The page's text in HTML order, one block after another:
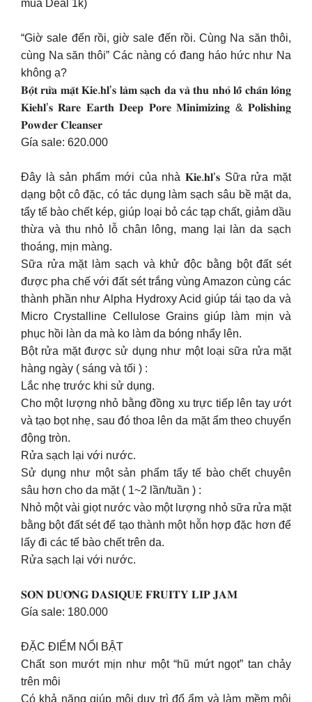
mua Deal 1k)
“Giờ sale đến rồi, giờ sale đến rồi. Cùng Na săn thôi,
cùng Na săn thôi” Các nàng có đang háo hức như Na
không ạ?
𝐁𝐨̣̂𝐭 𝐫𝐮̛̉𝐚 𝐦𝐚̣̆𝐭 𝐊𝐢𝐞.𝐡𝐥’𝐬 𝐥𝐚̀𝐦 𝐬𝐚̣𝐜𝐡 𝐝𝐚 𝐯𝐚̀ 𝐭𝐡𝐮 𝐧𝐡𝐨̉ 𝐥𝐨̂̃ 𝐜𝐡𝐚̂𝐧 𝐥𝐨̂𝐧𝐠
𝐊𝐢𝐞𝐡𝐥’𝐬 𝐑𝐚𝐫𝐞 𝐄𝐚𝐫𝐭𝐡 𝐃𝐞𝐞𝐩 𝐏𝐨𝐫𝐞 𝐌𝐢𝐧𝐢𝐦𝐢𝐳𝐢𝐧𝐠 & 𝐏𝐨𝐥𝐢𝐬𝐡𝐢𝐧𝐠
𝐏𝐨𝐰𝐝𝐞𝐫 𝐂𝐥𝐞𝐚𝐧𝐬𝐞𝐫
Gía sale: 620.000
Đây là sản phẩm mới của nhà 𝐊𝐢𝐞.𝐡𝐥’𝐬 Sữa rửa mặt
dạng bột cô đặc, có tác dụng làm sạch sâu bề mặt da,
tẩy tế bào chết kép, giúp loại bỏ các tạp chất, giảm dầu
thừa và thu nhỏ lỗ chân lông, mang lại làn da sạch
thoáng, mịn màng.
Sữa rửa mặt làm sạch và khử độc bằng bột đất sét
được pha chế với đất sét trắng vùng Amazon cùng các
thành phần như Alpha Hydroxy Acid giúp tái tạo da và
Micro Crystalline Cellulose Grains giúp làm mịn và
phục hồi làn da mà ko làm da bóng nhẩy lên.
Bột rửa mặt được sử dụng như một loại sữa rửa mặt
hàng ngày ( sáng và tối ) :
Lắc nhẹ trước khi sử dụng.
Cho một lượng nhỏ bằng đồng xu trực tiếp lên tay ướt
và tạo bọt nhẹ, sau đó thoa lên da mặt ẩm theo chuyển
động tròn.
Rửa sạch lại với nước.
Sử dụng như một sản phẩm tẩy tế bào chết chuyên
sâu hơn cho da mặt ( 1~2 lần/tuần ) :
Nhỏ một vài giọt nước vào một lượng nhỏ sữa rửa mặt
bằng bột đất sét để tạo thành một hỗn hợp đặc hơn để
lấy đi các tế bào chết trên da.
Rửa sạch lại với nước.
𝐒𝐎𝐍 𝐃𝐔̛𝐎̛̃𝐍𝐆 𝐃𝐀𝐒𝐈𝐐𝐔𝐄 𝐅𝐑𝐔𝐈𝐓𝐘 𝐋𝐈𝐏 𝐉𝐀𝐌
Gía sale: 180.000
ĐẶC ĐIỂM NỔI BẬT
Chất son mướt mịn như một “hũ mứt ngọt” tan chảy
trên môi
Có khả năng giúp môi duy trì đổ ẩm và làm mềm môi